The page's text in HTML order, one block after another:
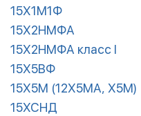
15Х1М1Ф
15Х2НМФА
15Х2НМФА класс I
15Х5ВФ
15Х5М (12Х5МА, Х5М)
15ХСНД